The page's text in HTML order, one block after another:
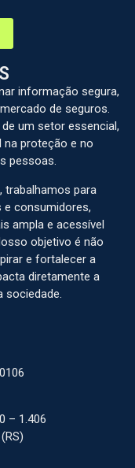
informação segura,
de seguros.
um setor essencial,
na proteção e no
pessoas.
trabalhamos para
consumidores,
ampla e acessível
objetivo é não
e fortalecer a
diretamente a
sociedade.
– 1.406